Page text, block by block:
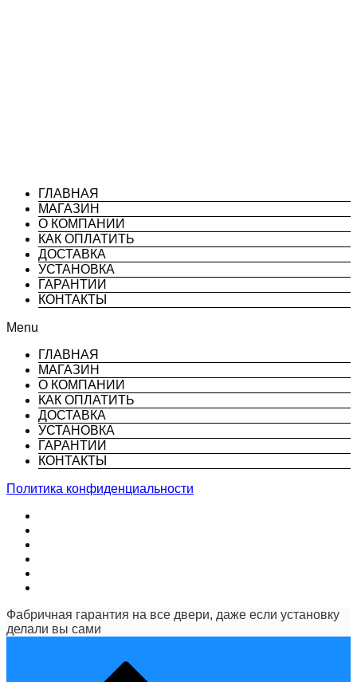
ГЛАВНАЯ
МАГАЗИН
О КОМПАНИИ
КАК ОПЛАТИТЬ
ДОСТАВКА
УСТАНОВКА
ГАРАНТИИ
КОНТАКТЫ
Menu
ГЛАВНАЯ
МАГАЗИН
О КОМПАНИИ
КАК ОПЛАТИТЬ
ДОСТАВКА
УСТАНОВКА
ГАРАНТИИ
КОНТАКТЫ
Политика конфиденциальности
Фабричная гарантия на все двери, даже если установку
делали вы сами